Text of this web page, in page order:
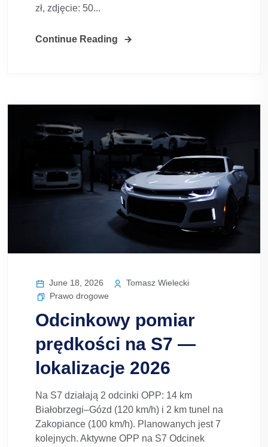
zł, zdjęcie: 50...
Continue Reading
June 18, 2026
Tomasz Wielecki
Prawo drogowe
Odcinkowy pomiar
prędkości na S7 —
lokalizacje 2026
Na S7 działają 2 odcinki OPP: 14 km
Białobrzegi–Gózd (120 km/h) i 2 km tunel na
Zakopiance (100 km/h). Planowanych jest 7
kolejnych. Aktywne OPP na S7 Odcinek